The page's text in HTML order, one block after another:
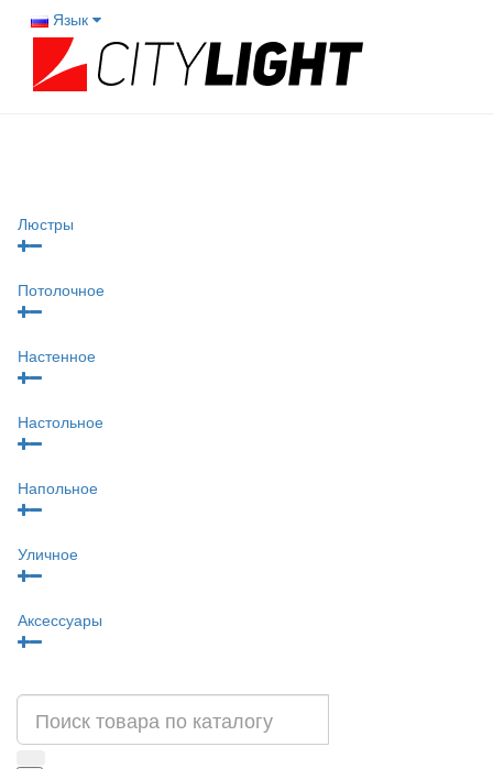
Язык
Люстры
Потолочное
Настенное
Настольное
Напольное
Уличное
Аксессуары